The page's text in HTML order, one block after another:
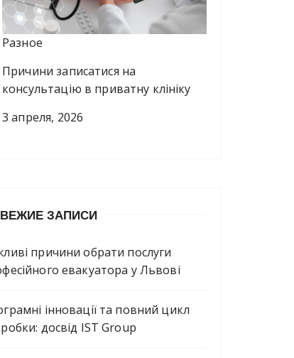
Разное
Причини записатися на
консультацію в приватну клініку
3 апреля, 2026
ЗАПИСИ
причини обрати послуги
евакуатора у Львові
інновації та повний цикл
досвід IST Group